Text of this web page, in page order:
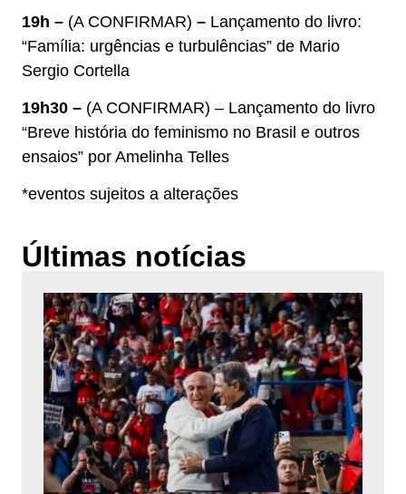
19h – (A CONFIRMAR) – Lançamento do livro:
“Família: urgências e turbulências” de Mario
Sergio Cortella
19h30 – (A CONFIRMAR) – Lançamento do livro
“Breve história do feminismo no Brasil e outros
ensaios” por Amelinha Telles
*eventos sujeitos a alterações
Últimas notícias